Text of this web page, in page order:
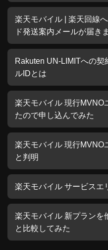
楽天モバイル | 楽天回線
ド発送案内メールが届き
Rakuten UN-LIMITへの契
ルIDとは
楽天モバイル 現行MVNO
たので申し込んでみた
楽天モバイル 現行MVNO
と判明
楽天モバイル サービスエ
楽天モバイル 新プランを
と比較してみた